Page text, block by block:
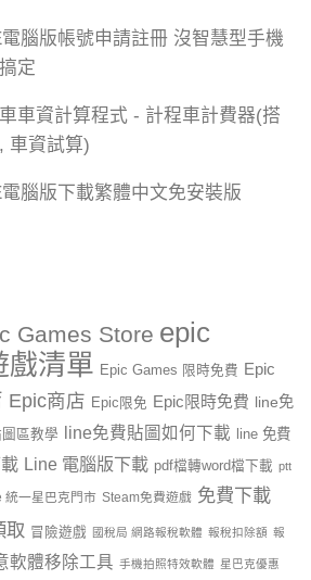
腦版帳號申請註冊 沒智慧型手機
定
車資計算程式 - 計程車計費器(搭
車資試算)
腦版下載繁體中文免安裝版
Games Store epic
戲清單 Epic Games 限時免費 Epic
Epic商店 Epic限免 Epic限時免費 line免
圖區教學 line免費貼圖如何下載
line 免費
Line 電腦版下載 pdf檔轉word檔下載 ptt
統一星巴克門市 Steam免費遊戲 免費下載
取 冒險遊戲 國稅局 網路報稅軟體 報稅扣除額 報
軟體移除工具 手機拍照特效軟體 星巴克優惠